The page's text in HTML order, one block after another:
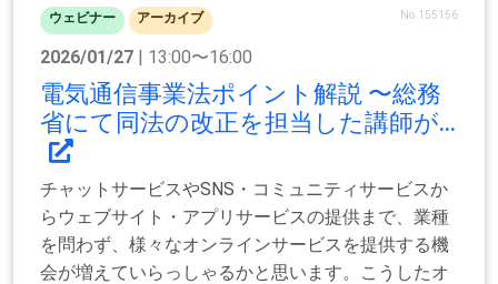
ウェビナー アーカイブ No.155156
2026/01/27 | 13:00〜16:00
電気通信事業法ポイント解説 〜総務
省にて同法の改正を担当した講師が...
チャットサービスやSNS・コミュニティサービスか
らウェブサイト・アプリサービスの提供まで、業種
を問わず、様々なオンラインサービスを提供する機
会が増えていらっしゃるかと思います。こうしたオ